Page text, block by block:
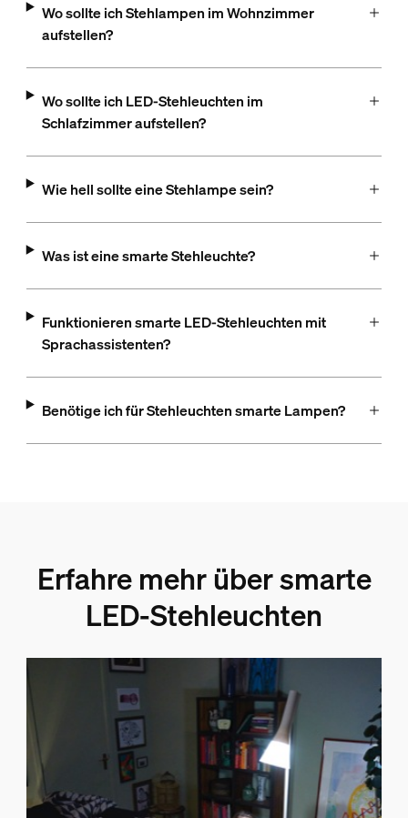
Wo sollte ich Stehlampen im Wohnzimmer
aufstellen?
Wo sollte ich LED-Stehleuchten im
Schlafzimmer aufstellen?
Wie hell sollte eine Stehlampe sein?
Was ist eine smarte Stehleuchte?
Funktionieren smarte LED-Stehleuchten mit
Sprachassistenten?
Benötige ich für Stehleuchten smarte Lampen?
Erfahre mehr über smarte
LED-Stehleuchten